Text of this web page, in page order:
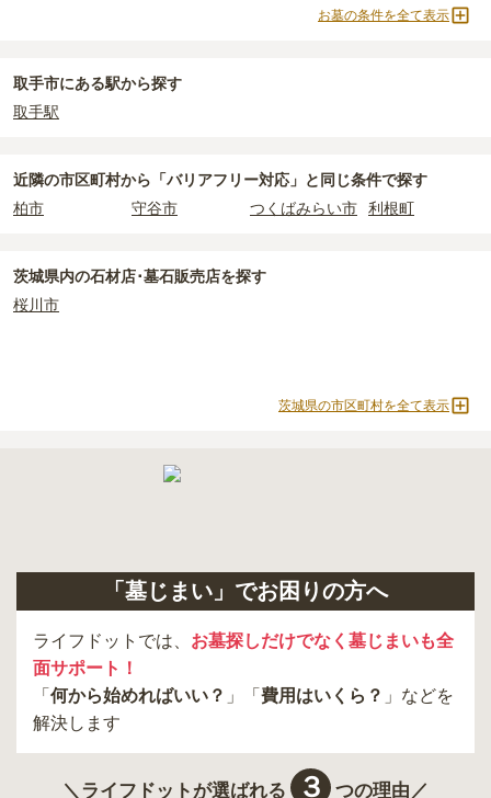
・ 開眼法要の費用
：お墓を新しく建てた際に行う儀式のための費
用。僧侶に渡すお布施がかかります。
・納骨式の費用
・年間管理費：お墓の管理費。契約後、毎年発生するケースがあり
積もりを取るまで確定しません。
現地見学では、担当者に「提示金額以外にかかる費用はないか」を
必ず確認することをおすすめします。
お墓を探すのがおすすめです。
納骨堂
3人用区画あり
お墓の条件を全て表示
取手市にある駅から探す
取手駅
近隣の市区町村から 「バリアフリー対応」と 同じ条件で探す
柏市
守谷市 つくばみらい市 利根町
茨城県内の石材店･墓石販売店を探す
桜川市
茨城県の市区町村を全て表示
「墓じまい」でお困りの方へ
ライフドットでは、 お墓探しだけでなく墓じまいも全
面サポート！
「 何から始めればいい？ 」「 費用はいくら？ 」などを
解決します
＼ライフドットが選ばれる ３ つの理由／